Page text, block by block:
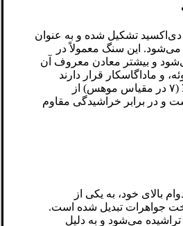
تشکیل شده و به عنوان
می‌شود. این سنگ معمولاً در
و بیشتر معادن معروف آن
و ماداگاسکار قرار دارند
آمیتیست به دلیل سختی بالا (۷ در مقیاس موهس) از
و در برابر خراشیدگی مقاوم
بالای خود، به یکی از
جواهرات تبدیل شده است.
می‌شود و به دلیل